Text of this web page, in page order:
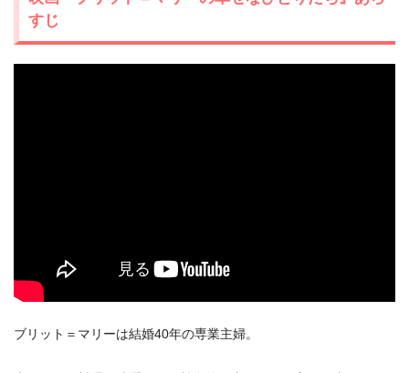
＼＼31日間無料!!お試し解約もOK／／
すじ
ブリット＝マリーは結婚40年の専業主婦。